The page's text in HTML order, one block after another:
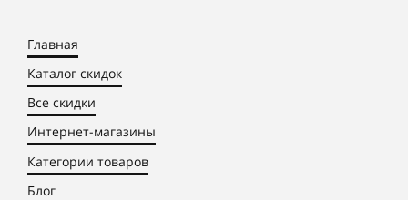
Главная
Каталог скидок
Все скидки
Интернет-магазины
Категории товаров
Блог